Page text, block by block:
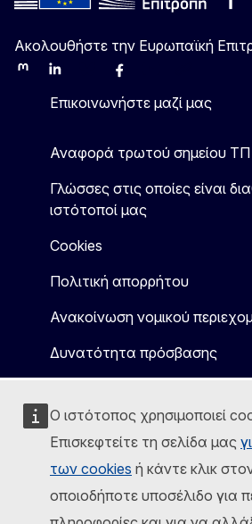
Ο ιστότοπος χρησιμοποιεί
Επισκεφτείτε τη σελίδα μας
των cookies ή κάντε κλικ
οποιοδήποτε υποσέλιδο για
Ακολουθήστε την Ευρωπαϊκή
MastodonLinkedInBlueskyFacebook
Επικοινωνήστε μαζί μας
Αναφορά τρωτού σημείου ΤΠ
Γλώσσες στις οποίες είναι
ιστότοποί μας
Cookies
Πολιτική απορρήτου
Ανακοίνωση νομικού
Δυνατότητα πρόσβασης